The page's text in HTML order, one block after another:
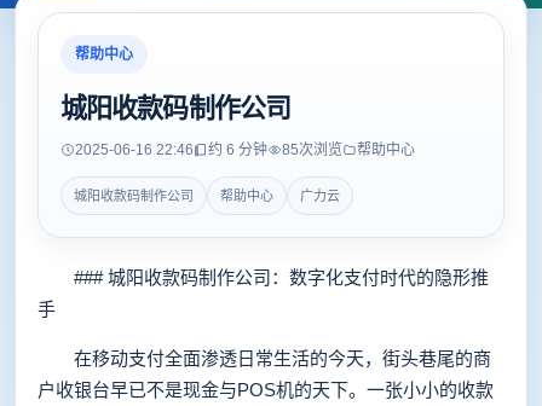
帮助中心
城阳收款码制作公司
2025-06-16 22:46 约 6 分钟 85次浏览 帮助中心
城阳收款码制作公司 帮助中心 广力云
### 城阳收款码制作公司：数字化支付时代的隐形推
手
在移动支付全面渗透日常生活的今天，街头巷尾的商
户收银台早已不是现金与POS机的天下。一张小小的收款